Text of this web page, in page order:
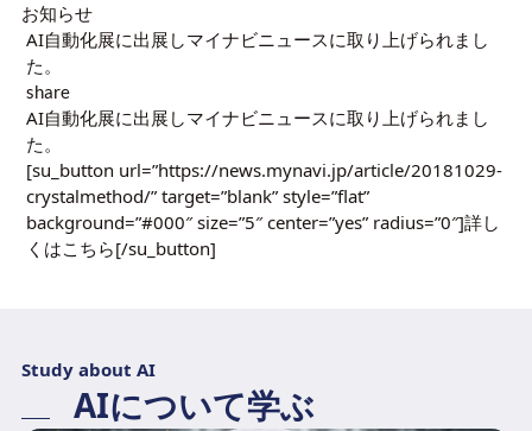
お知らせ
AI自動化展に出展しマイナビニュースに取り上げられまし
た。
share
AI自動化展に出展しマイナビニュースに取り上げられまし
た。
[su_button url=”https://news.mynavi.jp/article/20181029-
crystalmethod/” target=”blank” style=”flat”
background=”#000″ size=”5″ center=”yes” radius=”0″]詳し
くはこちら[/su_button]
Study about AI
AIについて学ぶ